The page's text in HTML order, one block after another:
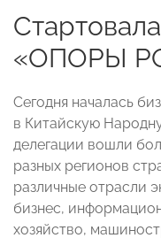
«ОПОРЫ
Сегодня началась
в Китайскую
делегации вошли
разных регионов
различные отрасли
бизнес,
хозяйство,